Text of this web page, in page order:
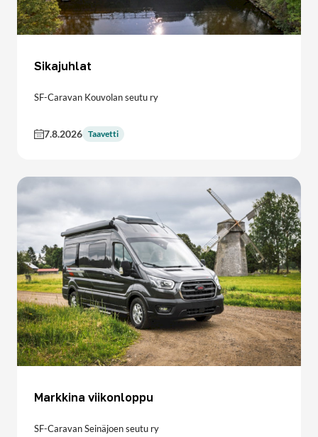
Sikajuhlat
SF-Caravan Kouvolan seutu ry
7.8.2026 Taavetti
Markkina viikonloppu
SF-Caravan Seinäjoen seutu ry